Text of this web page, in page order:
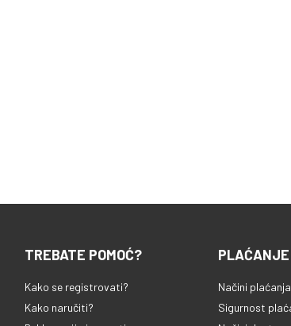
TREBATE POMOĆ?
Kako se registrovati?
Kako naručiti?
Načini plaćanja
Sigurnost